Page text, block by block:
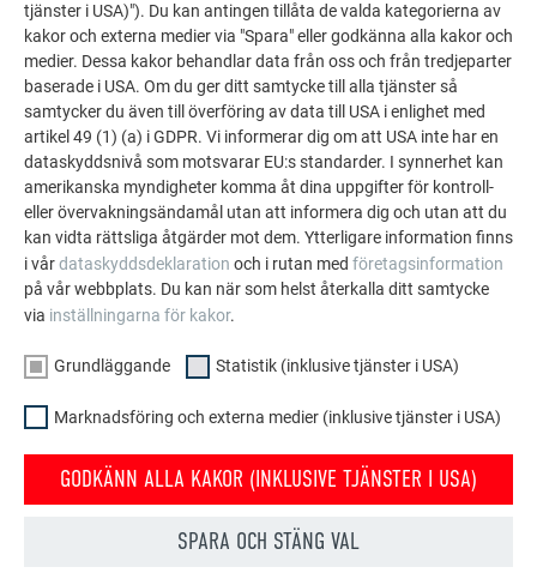
Spikväska med 2
fack
300 g
Träklubba
höger
rak
Snörslå
Hovtång
Falsöppnartång
Eventuellt
knäskydd
tjänster i USA)"). Du kan antingen tillåta de valda kategorierna av
kakor och externa medier via "Spara" eller godkänna alla kakor och
medier. Dessa kakor behandlar data från oss och från tredjeparter
baserade i USA. Om du ger ditt samtycke till alla tjänster så
samtycker du även till överföring av data till USA i enlighet med
artikel 49 (1) (a) i GDPR. Vi informerar dig om att USA inte har en
dataskyddsnivå som motsvarar EU:s standarder. I synnerhet kan
amerikanska myndigheter komma åt dina uppgifter för kontroll-
eller övervakningsändamål utan att informera dig och utan att du
kan vidta rättsliga åtgärder mot dem. Ytterligare information finns
i vårdataskyddsdeklaration och i rutan med företagsinformation
på vår webbplats. Du kan när som helst återkalla ditt samtycke
via inställningarna för kakor.
Grundläggande Statistik (inklusive tjänster i USA)
Marknadsföring och externa medier (inklusive tjänster i USA)
GODKÄNN ALLA KAKOR (INKLUSIVE TJÄNSTER I USA)
SPARA OCH STÄNG VAL